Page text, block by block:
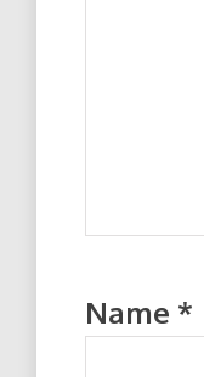
Name *